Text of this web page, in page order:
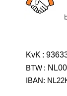
KvK :
BTW :
IBAN: